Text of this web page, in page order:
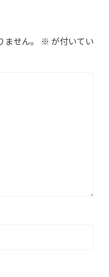
せん。 ※ が付いてい